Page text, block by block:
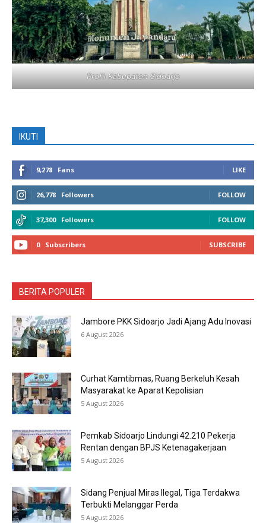
Profil Kabupaten Sidoarjo
IKUTI
9,278 Fans LIKE
26,778 Followers FOLLOW
37,300 Followers FOLLOW
0 Subscribers SUBSCRIBE
BERITA POPULER
Jambore PKK Sidoarjo Jadi Ajang Adu Inovasi
6 August 2026
Curhat Kamtibmas, Ruang Berkeluh Kesah
Masyarakat ke Aparat Kepolisian
5 August 2026
Pemkab Sidoarjo Lindungi 42.210 Pekerja
Rentan dengan BPJS Ketenagakerjaan
5 August 2026
Sidang Penjual Miras Ilegal, Tiga Terdakwa
Terbukti Melanggar Perda
5 August 2026